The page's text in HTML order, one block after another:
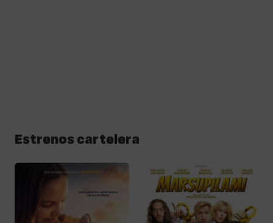
Estrenos cartelera